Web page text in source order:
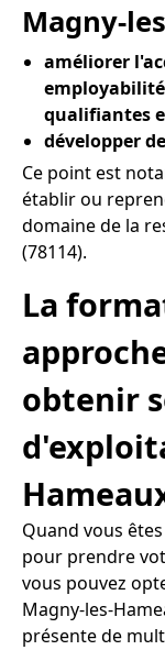
Magny-
améliorer
qualifiantes
développer
Ce point est
établir ou
domaine de la
(78114).
La
obtenir
Quand vous
pour prendre
vous pouvez
Magny-les-
présente de